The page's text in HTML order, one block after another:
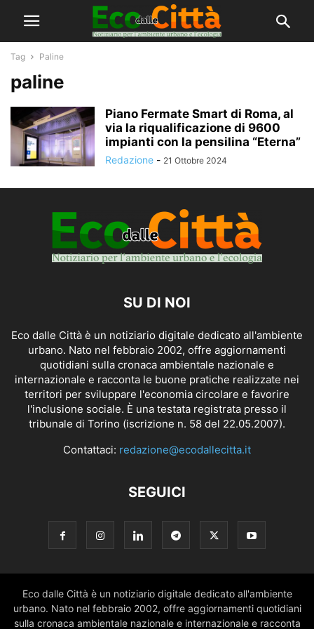
Tag Paline
paline
Piano Fermate Smart di Roma, al
via la riqualificazione di 9600
impianti con la pensilina “Eterna”
Redazione - 21 Ottobre 2024
SU DI NOI
Eco dalle Città è un notiziario digitale dedicato all'ambiente
urbano. Nato nel febbraio 2002, offre aggiornamenti
quotidiani sulla cronaca ambientale nazionale e
internazionale e racconta le buone pratiche realizzate nei
territori per sviluppare l'economia circolare e favorire
l'inclusione sociale. È una testata registrata presso il
tribunale di Torino (iscrizione n. 58 del 22.05.2007).
Contattaci: redazione@ecodallecitta.it
SEGUICI
Eco dalle Città è un notiziario digitale dedicato all'ambiente
urbano. Nato nel febbraio 2002, offre aggiornamenti quotidiani
sulla cronaca ambientale nazionale e internazionale e racconta